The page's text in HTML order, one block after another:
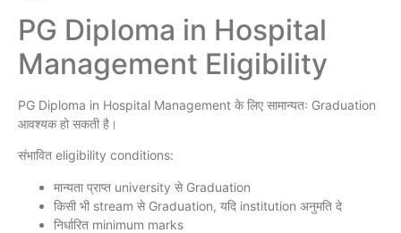
PG Diploma in Hospital
Management Eligibility
PG Diploma in Hospital Management के लिए सामान्यतः Graduation
आवश्यक हो सकती है।
संभावित eligibility conditions:
मान्यता प्राप्त university से Graduation
किसी भी stream से Graduation, यदि institution अनुमति दे
निर्धारित minimum marks